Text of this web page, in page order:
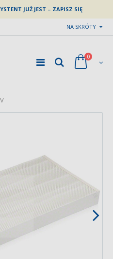
JUŻ JEST – ZAPISZ SIĘ
NA SKRÓTY
0